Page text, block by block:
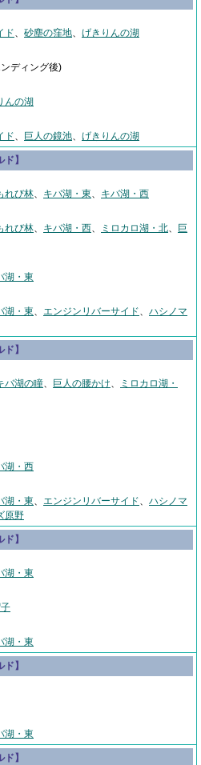
ド、 砂塵の窪地、 げきりんの湖
ディング後)
んの湖
ド、 巨人の鏡池、 げきりんの湖
】
れび林、 キバ湖・東、 キバ湖・西
れび林、 キバ湖・西、 ミロカロ湖・北、
巨
湖・東
湖・東、 エンジンリバーサイド、 ハシノマ
】
バ湖の瞳、 巨人の腰かけ、
ミロカロ湖・
湖・西
湖・東、 エンジンリバーサイド、 ハシノマ
原野
】
湖・東
湖・東
】
湖・東
】